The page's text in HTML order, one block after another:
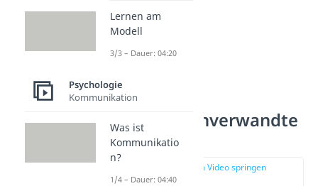
Gibt es Seelenverwandte
wirklich?
zur Stelle im Video springen
(00:50)
Lernen am
Modell
3/3 – Dauer: 04:20
Psychologie
Kommunikation
Was ist
Kommunikatio
n?
1/4 – Dauer: 04:40